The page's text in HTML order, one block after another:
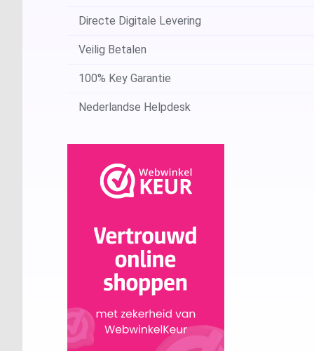
Directe Digitale Levering
Veilig Betalen
100% Key Garantie
Nederlandse Helpdesk